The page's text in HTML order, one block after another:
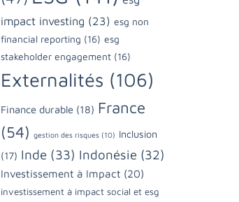
impact investing (23) esg non
financial reporting (16) esg
stakeholder engagement (16)
Externalités (106)
Finance durable (18) France
(54) gestion des risques (10) Inclusion
(17) Inde (33) Indonésie (32)
Investissement à Impact (20)
investissement à impact social et esg